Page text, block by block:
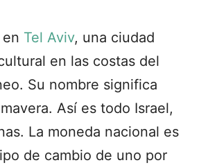
Tel Aviv, una ciudad
en las costas del
Su nombre significa
Así es todo Israel,
La moneda nacional es
de cambio de uno por